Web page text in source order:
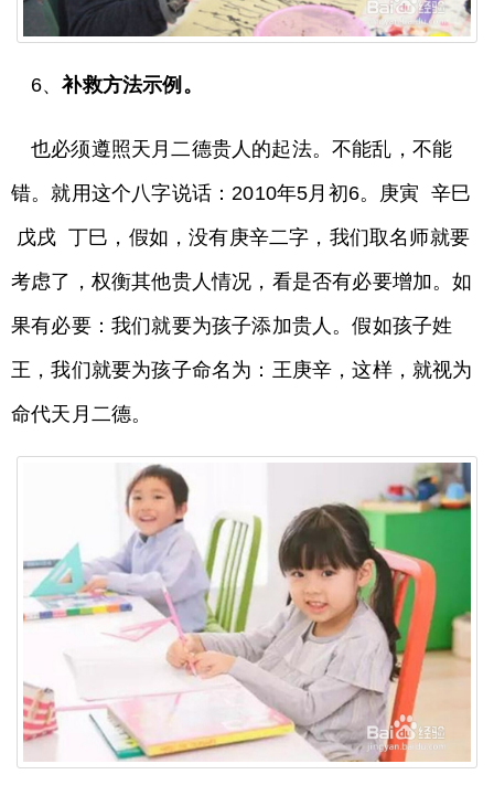
6、补救方法示例。
也必须遵照天月二德贵人的起法。不能乱，不能
错。就用这个八字说话：2010年5月初6。庚寅 辛巳
戊戌 丁巳，假如，没有庚辛二字，我们取名师就要
考虑了，权衡其他贵人情况，看是否有必要增加。如
果有必要：我们就要为孩子添加贵人。假如孩子姓
王，我们就要为孩子命名为：王庚辛，这样，就视为
命代天月二德。